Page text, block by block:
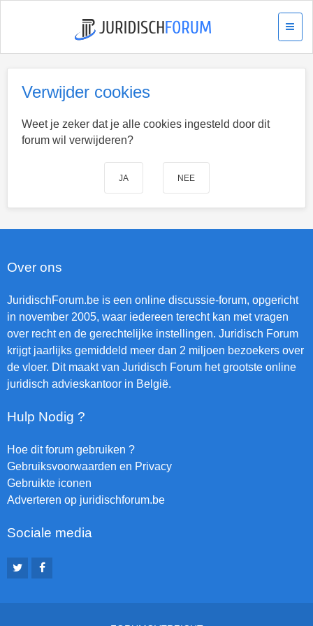
Verwijder cookies
Weet je zeker dat je alle cookies ingesteld door dit
forum wil verwijderen?
Over ons
JuridischForum.be is een online discussie-forum, opgericht
in november 2005, waar iedereen terecht kan met vragen
over recht en de gerechtelijke instellingen. Juridisch Forum
krijgt jaarlijks gemiddeld meer dan 2 miljoen bezoekers over
de vloer. Dit maakt van Juridisch Forum het grootste online
juridisch advieskantoor in België.
Hulp Nodig ?
Hoe dit forum gebruiken ?
Gebruiksvoorwaarden en Privacy
Gebruikte iconen
Adverteren op juridischforum.be
Sociale media